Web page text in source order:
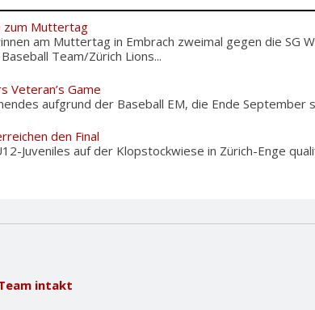
zum Muttertag
am Muttertag in Embrach zweimal gegen die SG
Team/Zürich Lions...
Veteran’s Game
aufgrund der Baseball EM, die Ende September
den Final
Juveniles auf der Klopstockwiese in Zürich-Enge
intakt